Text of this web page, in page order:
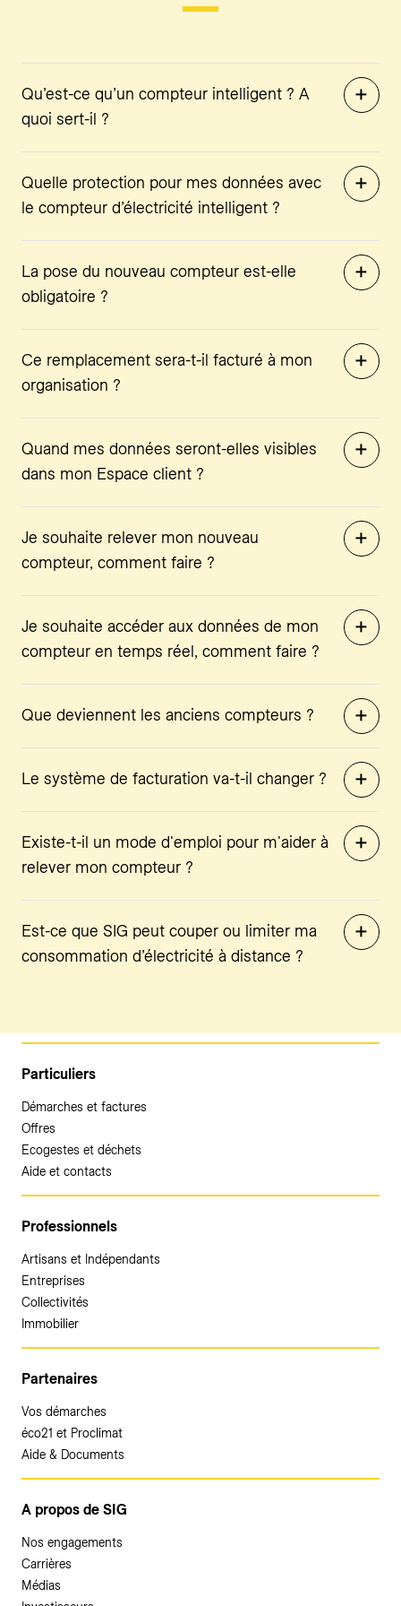
Qu’est-ce qu’un compteur intelligent ? A
quoi sert-il ?
Quelle protection pour mes données avec
le compteur d’électricité intelligent ?
La pose du nouveau compteur est-elle
obligatoire ?
Ce remplacement sera-t-il facturé à mon
organisation ?
Quand mes données seront-elles visibles
dans mon Espace client ?
Je souhaite relever mon nouveau
compteur, comment faire ?
Je souhaite accéder aux données de mon
compteur en temps réel, comment faire ?
Que deviennent les anciens compteurs ?
Le système de facturation va-t-il changer ?
Existe-t-il un mode d'emploi pour m'aider à
relever mon compteur ?
Est-ce que SIG peut couper ou limiter ma
consommation d’électricité à distance ?
Particuliers
Démarches et factures
Offres
Ecogestes et déchets
Aide et contacts
Professionnels
Artisans et Indépendants
Entreprises
Collectivités
Immobilier
Partenaires
Vos démarches
éco21 et Proclimat
Aide & Documents
A propos de SIG
Nos engagements
Carrières
Médias